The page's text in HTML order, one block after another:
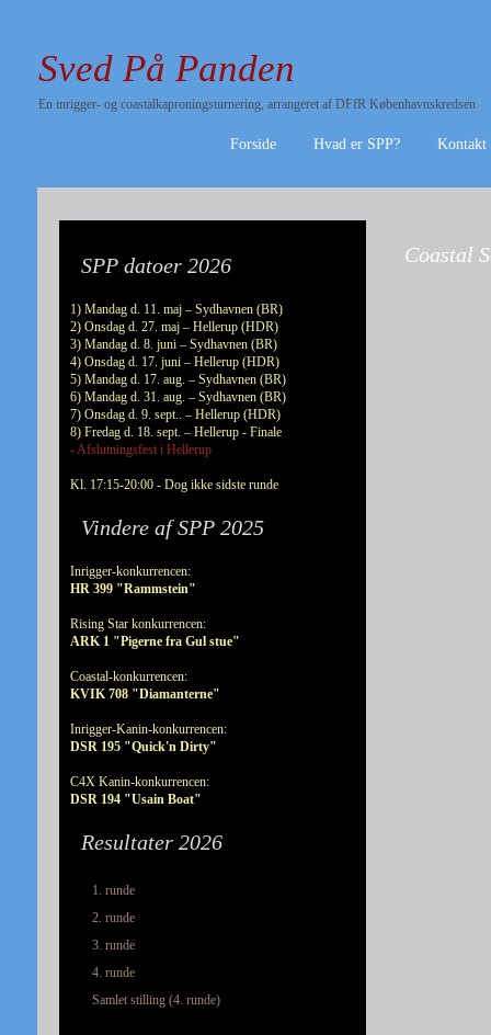
Sved På Panden
En inrigger- og coastalkaproningsturnering, arrangeret af DFfR Københavnskredsen
Forside Hvad er SPP? Kontakt
SPP datoer 2026
1) Mandag d. 11. maj – Sydhavnen (BR)
2) Onsdag d. 27. maj – Hellerup (HDR)
3) Mandag d. 8. juni – Sydhavnen (BR)
4) Onsdag d. 17. juni – Hellerup (HDR)
5) Mandag d. 17. aug. – Sydhavnen (BR)
6) Mandag d. 31. aug. – Sydhavnen (BR)
7) Onsdag d. 9. sept.. – Hellerup (HDR)
8) Fredag d. 18. sept. – Hellerup - Finale
- Afslutningsfest i Hellerup
Kl. 17:15-20:00 - Dog ikke sidste runde
Vindere af SPP 2025
Inrigger-konkurrencen:
HR 399 "Rammstein"
Rising Star konkurrencen:
ARK 1 "Pigerne fra Gul stue"
Coastal-konkurrencen:
KVIK 708 "Diamanterne"
Inrigger-Kanin-konkurrencen:
DSR 195 "Quick'n Dirty"
C4X Kanin-konkurrencen:
DSR 194 "Usain Boat"
Resultater 2026
1. runde
2. runde
3. runde
4. runde
Samlet stilling (4. runde)
Coastal